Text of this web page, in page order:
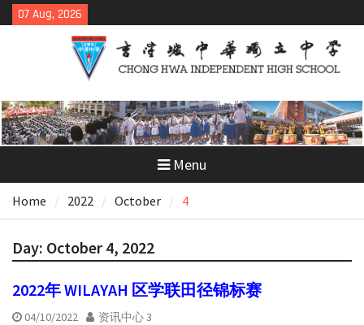
Skip
to
07 Aug, 2026
Menu
Home 2022 October 4
Day: October 4, 2022
2022年 WILAYAH 区学联田径锦标赛
04/10/2022 资讯中心 3